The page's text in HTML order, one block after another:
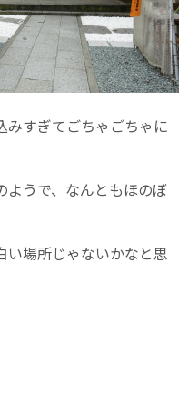
みすぎてごちゃごちゃに
ようで、なんともほのぼ
い場所じゃないかなと思